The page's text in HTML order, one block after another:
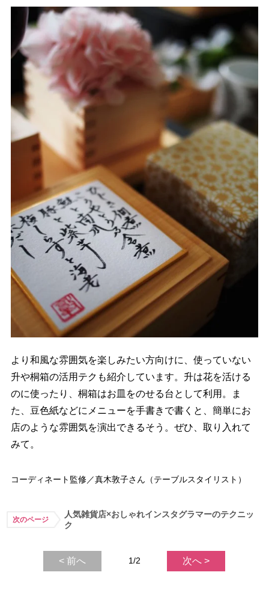
より和風な雰囲気を楽しみたい方向けに、使っていない
升や桐箱の活用テクも紹介しています。升は花を活ける
のに使ったり、桐箱はお皿をのせる台として利用。ま
た、豆色紙などにメニューを手書きで書くと、簡単にお
店のような雰囲気を演出できるそう。ぜひ、取り入れて
みて。
コーディネート監修／真木敦子さん（テーブルスタイリスト）
次のページ
人気雑貨店×おしゃれインスタグラマーのテクニッ
ク
< 前へ 1/2 次へ >